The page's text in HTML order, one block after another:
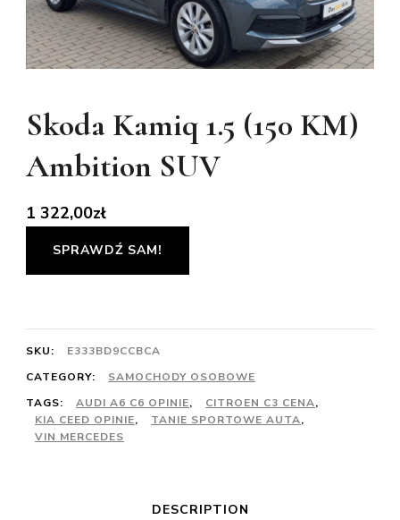
Skoda Kamiq 1.5 (150 KM)
Ambition SUV
1 322,00zł
SPRAWDŹ SAM!
SKU:
E333BD9CCBCA
CATEGORY:
SAMOCHODY OSOBOWE
TAGS:
AUDI A6 C6 OPINIE, CITROEN C3 CENA,
KIA CEED OPINIE, TANIE SPORTOWE AUTA,
VIN MERCEDES
DESCRIPTION